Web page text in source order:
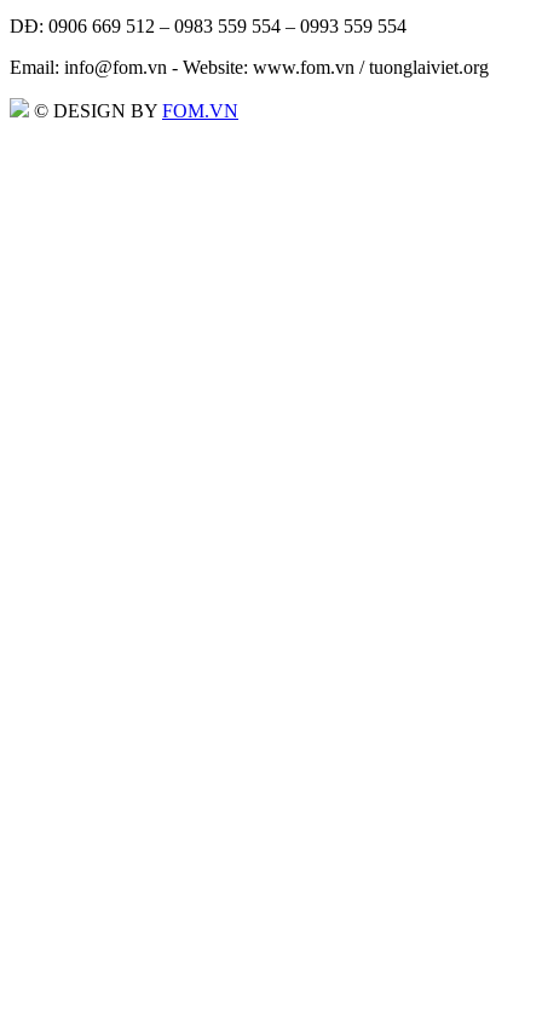
DĐ: 0906 669 512 – 0983 559 554 – 0993 559 554
Email: info@fom.vn - Website: www.fom.vn / tuonglaiviet.org
© DESIGN BY FOM.VN